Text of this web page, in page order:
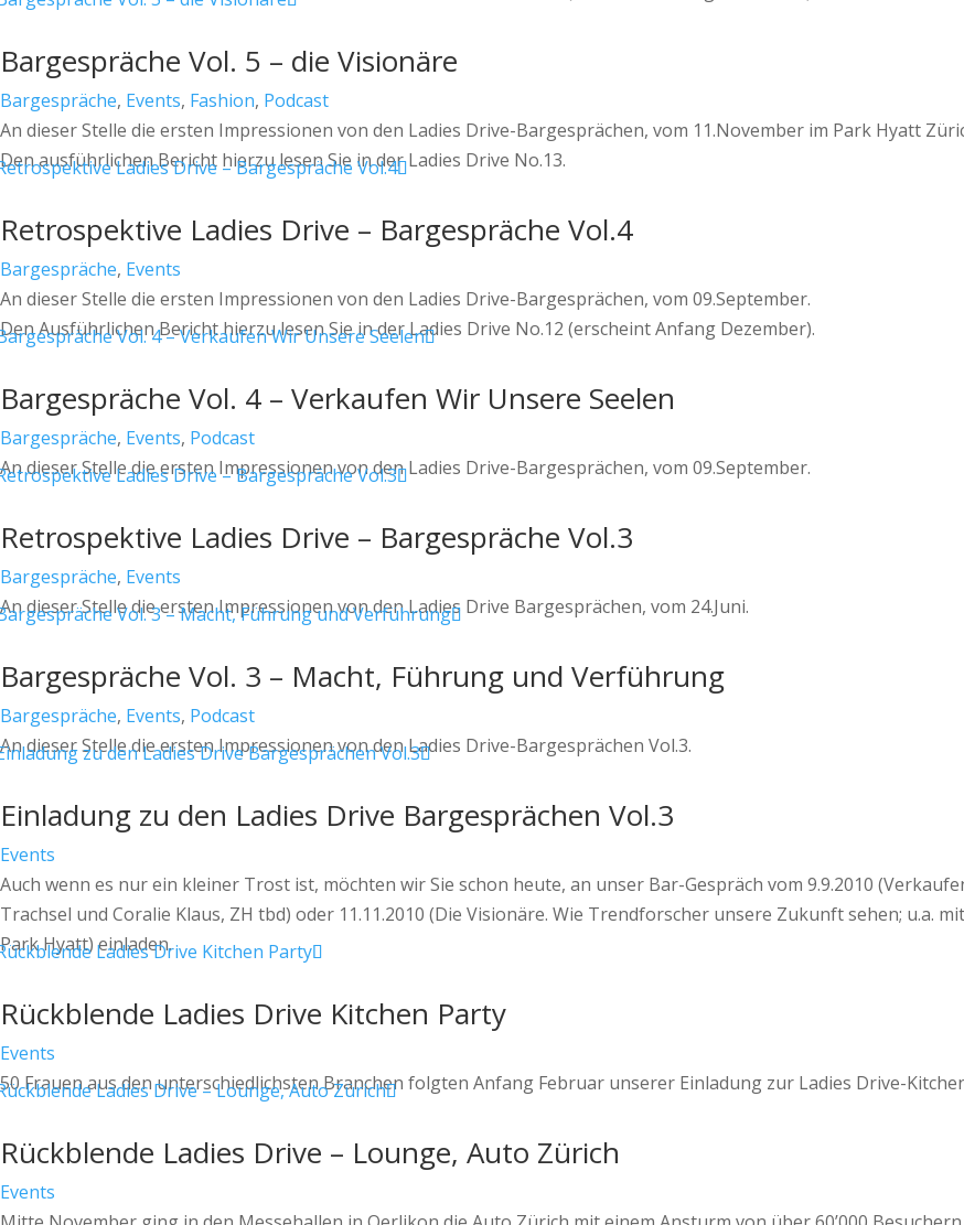
Bargespräche Vol. 5 – die Visionäre
Bargespräche, Events, Fashion, Podcast
An dieser Stelle die ersten Impressionen von den Ladies Drive-Bargesprächen, vom 11.November im Park Hyatt
Den ausführlichen Bericht hierzu lesen Sie in der Ladies Drive No.13.
Retrospektive Ladies Drive – Bargespräche Vol.4
Bargespräche, Events
An dieser Stelle die ersten Impressionen von den Ladies Drive-Bargesprächen, vom 09.September.
Den Ausführlichen Bericht hierzu lesen Sie in der Ladies Drive No.12 (erscheint Anfang Dezember).
Bargespräche Vol. 4 – Verkaufen Wir Unsere Seelen
Bargespräche, Events, Podcast
An dieser Stelle die ersten Impressionen von den Ladies Drive-Bargesprächen, vom 09.September.
Retrospektive Ladies Drive – Bargespräche Vol.3
Bargespräche, Events
An dieser Stelle die ersten Impressionen von den Ladies Drive Bargesprächen, vom 24.Juni.
Bargespräche Vol. 3 – Macht, Führung und Verführung
Bargespräche, Events, Podcast
An dieser Stelle die ersten Impressionen von den Ladies Drive-Bargesprächen Vol.3.
Einladung zu den Ladies Drive Bargesprächen Vol.3
Events
Auch wenn es nur ein kleiner Trost ist, möchten wir Sie schon heute, an unser Bar-Gespräch vom 9.9.2010
Trachsel und Coralie Klaus, ZH tbd) oder 11.11.2010 (Die Visionäre. Wie Trendforscher unsere Zukunft sehen; u.a.
Park Hyatt) einladen.
Rückblende Ladies Drive Kitchen Party
Events
50 Frauen aus den unterschiedlichsten Branchen folgten Anfang Februar unserer Einladung zur Ladies Drive-
Rückblende Ladies Drive – Lounge, Auto Zürich
Events